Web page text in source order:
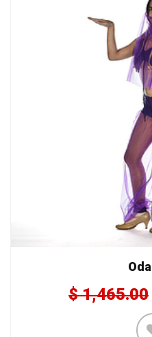
$1,465.00